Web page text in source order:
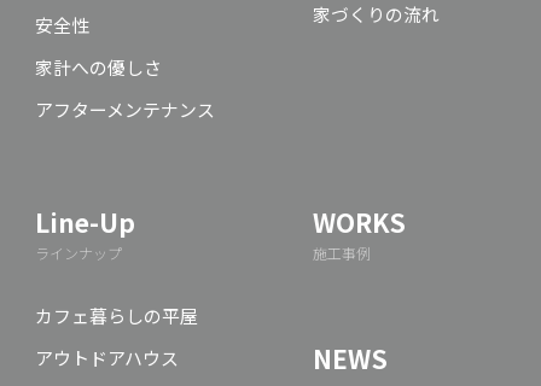
安全性
家計への優しさ
アフターメンテナンス
家づくりの流れ
Line-Up
ラインナップ
カフェ暮らしの平屋
アウトドアハウス
WORKS
施工事例
NEWS